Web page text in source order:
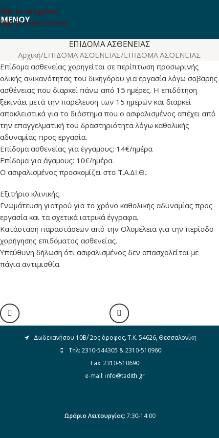
Skip to navigation
Skip to main content
ΜΕΝΟΎ
ΕΠΙΔΟΜΑ ΑΣΘΕΝΕΙΑΣ
Αρχική ΕΠΙΔΟΜΑ ΑΣΘΕΝΕΙΑΣ ΕΠΙΔΟΜΑ ΑΣΘΕΝΕΙΑΣ
Επίδομα ασθενείας χορηγείται σε περίπτωση προσωρινής
ολικής ανικανότητας του δικηγόρου για εργασία λόγω σοβαρής
ασθένειας που διαρκεί πάνω από 15 ημέρες. Η επιδότηση
ξεκινάει μετά την παρέλευση των 15 ημερών και διαρκεί
αποκλειστικά για το διάστημα που ο ασφαλισμένος απέχει από
την επαγγελματική του δραστηριότητα λόγω καθολικής
αδυναμίας προς εργασία.
Επίδομα ασθενείας για έγγαμους: 14€/ημέρα
Επίδομα για άγαμους: 10€/ημέρα.
Ο ασφαλισμένος προσκομίζει στο Τ.Α.ΔΙ.Θ.:
Εξιτήριο κλινικής.
Γνωμάτευση γιατρού για το χρόνο καθολικής αδυναμίας προς
εργασία και τα σχετικά ιατρικά έγγραφα.
Κατάσταση παραστάσεων από την Ολομέλεια για την περίοδο
χορήγησης επιδόματος ασθενείας.
Υπεύθυνη δήλωση ότι ασφαλισμένος δεν απασχολείται με
πάγια αντιμισθία.
Δωδεκανήσου 10Β΄/ 2ος όροφος, Τ.Κ. 54626, Θεσσαλονίκη
Τηλ: 2310-544305 & 2310-510960
Fax: 2310-510690
e-mail: info@tadith.gr
Ωράριο Λειτουργίας: 7:30-14:00